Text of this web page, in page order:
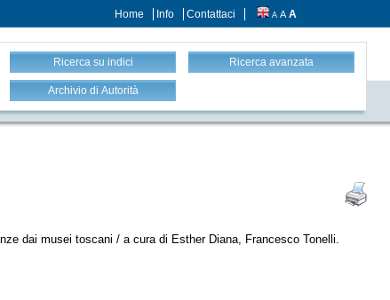
Home Info Contattaci A A A
Ricerca su indici Ricerca avanzata
Archivio di Autorità